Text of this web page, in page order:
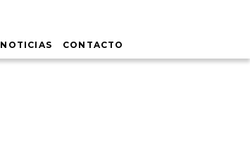
NOTICIAS CONTACTO